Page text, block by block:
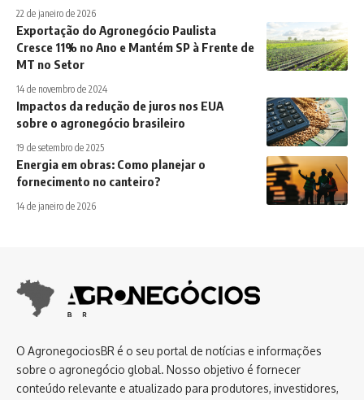
22 de janeiro de 2026
Exportação do Agronegócio Paulista
Cresce 11% no Ano e Mantém SP à Frente de
MT no Setor
14 de novembro de 2024
Impactos da redução de juros nos EUA
sobre o agronegócio brasileiro
19 de setembro de 2025
Energia em obras: Como planejar o
fornecimento no canteiro?
14 de janeiro de 2026
O AgronegociosBR é o seu portal de notícias e informações
sobre o agronegócio global. Nosso objetivo é fornecer
conteúdo relevante e atualizado para produtores, investidores,